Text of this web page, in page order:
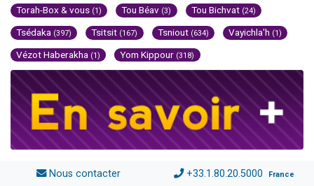
Torah-Box & vous (1) Tou Béav (3) Tou Bichvat (24)
Tsédaka (397) Tsitsit (167) Tsniout (634) Vayichla'h (1)
Vézot Haberakha (1) Yom Kippour (318)
Nous contacter +33.1.80.20.5000 France